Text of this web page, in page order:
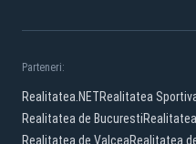
Parteneri:
Realitatea.NETRealitatea
Realitatea de Bucuresti
Realitatea de ValceaRealitatea